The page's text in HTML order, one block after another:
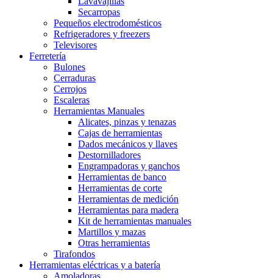
Secarropas
Pequeños electrodomésticos
Refrigeradores y freezers
Televisores
Ferretería
Bulones
Cerraduras
Cerrojos
Escaleras
Herramientas Manuales
Alicates, pinzas y tenazas
Cajas de herramientas
Dados mecánicos y llaves
Destornilladores
Engrampadoras y ganchos
Herramientas de banco
Herramientas de corte
Herramientas de medición
Herramientas para madera
Kit de herramientas manuales
Martillos y mazas
Otras herramientas
Tirafondos
Herramientas eléctricas y a batería
Amoladoras